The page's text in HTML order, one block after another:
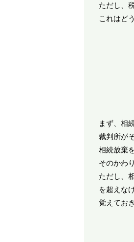
ただし、
これはど
まず、相
裁判所が
相続放棄
そのかわ
ただし、
を超えな
覚えてお